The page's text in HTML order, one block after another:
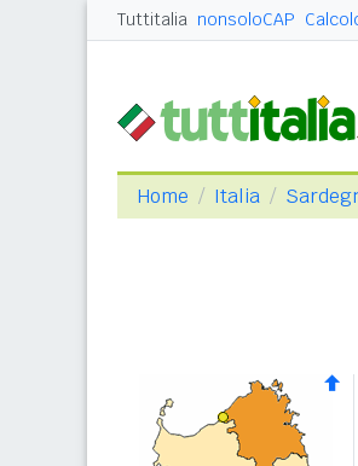
Tuttitalia nonsoloCAP
Home Italia